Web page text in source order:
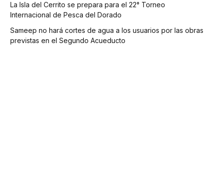
La Isla del Cerrito se prepara para el 22° Torneo
Internacional de Pesca del Dorado
Sameep no hará cortes de agua a los usuarios por las obras
previstas en el Segundo Acueducto